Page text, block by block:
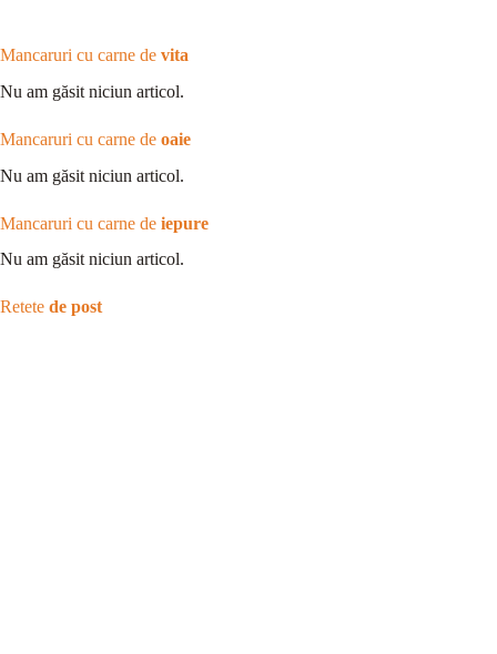
Mancaruri cu carne de vita
Nu am găsit niciun articol.
Mancaruri cu carne de oaie
Nu am găsit niciun articol.
Mancaruri cu carne de iepure
Nu am găsit niciun articol.
Retete de post